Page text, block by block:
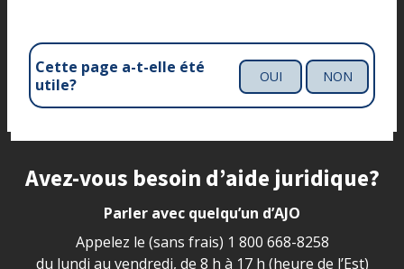
Cette page a-t-elle été
utile?
OUI NON
Site footer
Avez-vous besoin d’aide juridique?
Parler avec quelqu’un d’AJO
Appelez le (sans frais) 1 800 668-8258
du lundi au vendredi, de 8 h à 17 h (heure de l’Est)